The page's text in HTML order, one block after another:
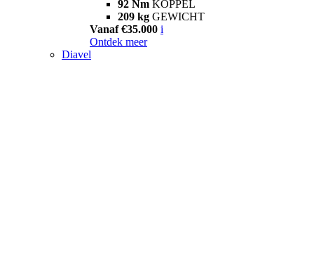
92 Nm KOPPEL
209 kg GEWICHT
Vanaf €35.000 i
Ontdek meer
Diavel